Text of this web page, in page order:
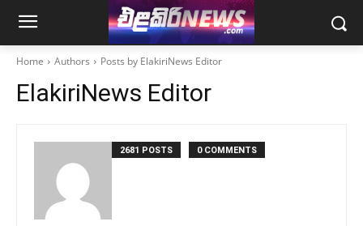
Home Authors Posts by ElakiriNews Editor
ElakiriNews Editor
2681 POSTS 0 COMMENTS